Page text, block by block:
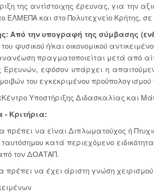
της αντίστοιχης έρευνας, για την
ΕΛΜΕΠΑ και στο Πολυτεχνείο Κρήτης,
την υπογραφή της σύμβασης
φυσικού ή/και οικονομικού
πραγματοποιείται μετά από
εφόσον υπάρχει η
του εγκεκριμένου προϋπολογισμού
Κέντρο Υποστήριξης Διδασκαλίας και
- Κριτήρια:
να είναι Διπλωματούχος ή
ταυτόσημου κατά περιεχόμενο
τον ΔΟΑΤΑΠ.
να έχει άριστη γνώση